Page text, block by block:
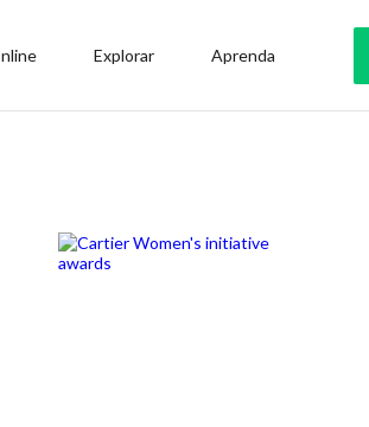
Explorar Aprenda